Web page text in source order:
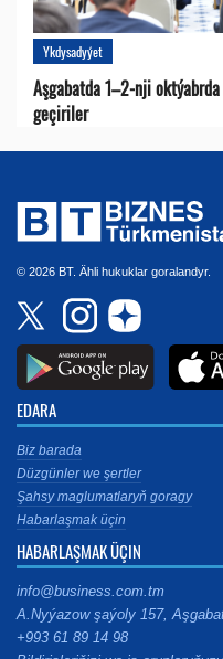
Ykdysadyýet
Aşgabatda 1–2-nji
geçiriler
© 2026 BT. Ähli hukuklar goralandyr.
EDARA
Biz barada
Düzgünler we şertler
Şahsy maglumatlaryň goragy
Habarlaşmak üçin
HABARLAŞMAK ÜÇIN
info@business.com.tm
A.Nyýazow şaýoly 157,
+993 61 89 14 98